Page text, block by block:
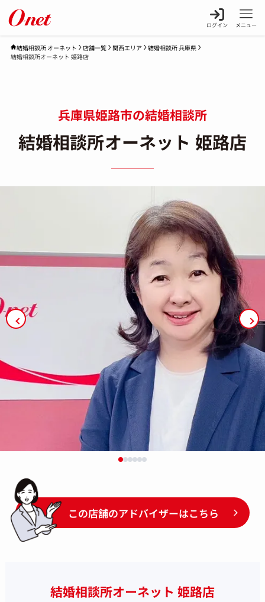
ログイン メニュー
結婚相談所 オーネット 店舗一覧 関西エリア
結婚相談所 兵庫県
結婚相談所オーネット 姫路店
兵庫県姫路市の結婚相談所
結婚相談所オーネット 姫路店
この店舗のアドバイザーはこちら
結婚相談所オーネット 姫路店